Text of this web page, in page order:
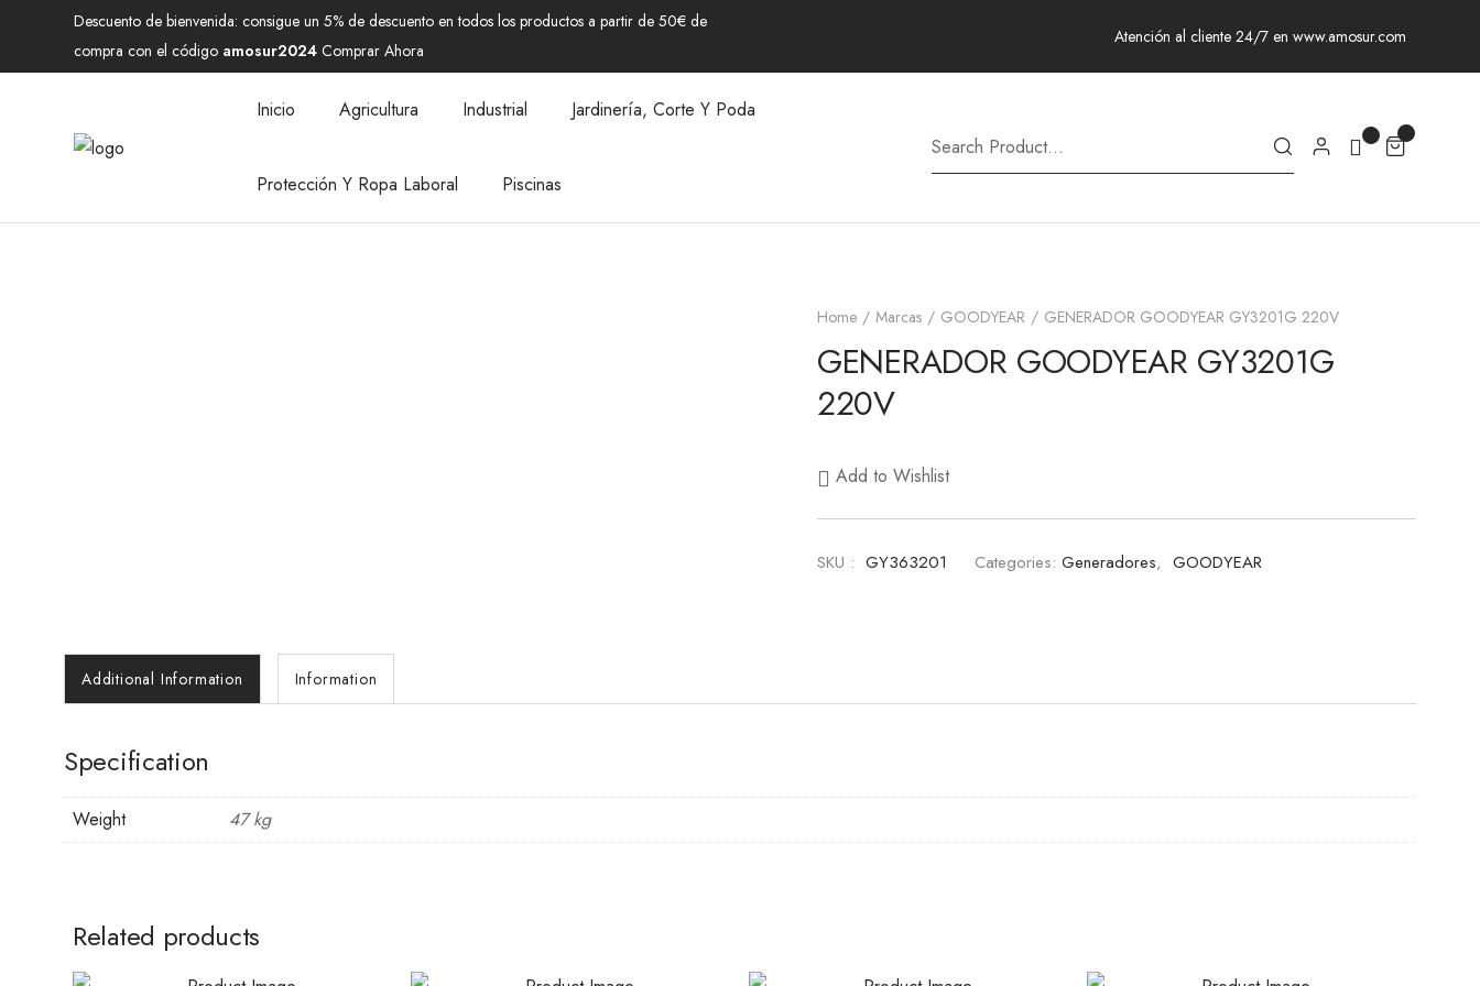
Descuento de bienvenida: consigue un 5% de descuento en todos los productos a partir de 50€ de
compra con el código amosur2024 Comprar Ahora
Atención al cliente 24/7 en www.amosur.com
Inicio Agricultura Industrial Jardinería, Corte Y Poda
Protección Y Ropa Laboral Piscinas
Home Marcas GOODYEAR GENERADOR GOODYEAR GY3201G 220V
GENERADOR GOODYEAR GY3201G
220V
Add to Wishlist
SKU : GY363201 Categories: Generadores, GOODYEAR
Additional Information Information
Specification
Weight 47 kg
Related products